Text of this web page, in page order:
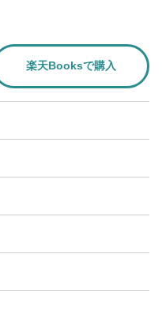
楽天Booksで購入